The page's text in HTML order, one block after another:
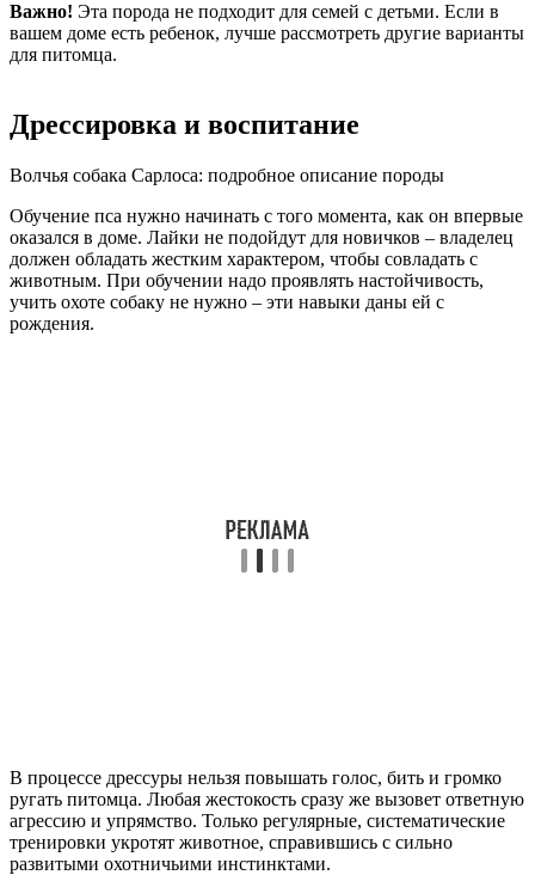
Важно! Эта порода не подходит для семей с детьми. Если в
вашем доме есть ребенок, лучше рассмотреть другие варианты
для питомца.
Дрессировка и воспитание
Волчья собака Сарлоса: подробное описание породы
Обучение пса нужно начинать с того момента, как он впервые
оказался в доме. Лайки не подойдут для новичков – владелец
должен обладать жестким характером, чтобы совладать с
животным. При обучении надо проявлять настойчивость,
учить охоте собаку не нужно – эти навыки даны ей с
рождения.
В процессе дрессуры нельзя повышать голос, бить и громко
ругать питомца. Любая жестокость сразу же вызовет ответную
агрессию и упрямство. Только регулярные, систематические
тренировки укротят животное, справившись с сильно
развитыми охотничьими инстинктами.